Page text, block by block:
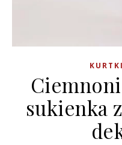
sukienka